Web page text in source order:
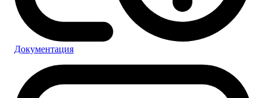
Документация